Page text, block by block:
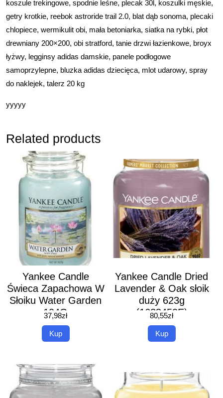
koszule trekingowe, spodnie leśne, plecak 30l, koszulki męskie,
getry krotkie, reebok astroride trail 2.0, blat dąb sonoma, plecaki
chlopiece, wermikulit obi, mała betoniarka, siatka na rybki, płot
drewniany 200×200, obi stratford, tanie drzwi łazienkowe, broyx
łyżwy, legginsy adidas damskie, panele podłogowe
samoprzylepne, bluzka adidas dziecięca, mlot udarowy, spray
do naklejek, talerz 20 kg
yyyyy
Related products
Yankee Candle
Świeca Zapachowa W
Słoiku Water Garden
104G
37,98zł
Kup
Yankee Candle Dried
Lavender & Oak słoik
duży 623g
(1623450E)
80,55zł
Kup